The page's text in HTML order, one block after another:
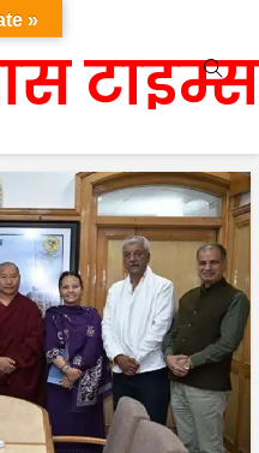
टाइम्स
»